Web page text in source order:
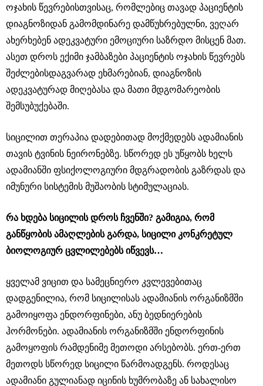
ოჯახის წევრებისთვისაც, რომლებიც თავად პაციენტის
დიაგნოზიდან გამომდინარე დამწუხრებულნი, ვეღარ
ახერხებენ ადეკვატური ემოციური საზრდო მისცენ მათ.
ასეთ დროს ექიმი ჯამბაზები პაციენტის ოჯახის წევრებს
შეძლებისდაგვარად ეხმარებიან, დიაგნოზის
ადეკვატურად მიღებასა და მათი მდგომარეობის
შემსუბუქებაში.
სიცილით თერაპია დადებითად მოქმედებს ადამიანის
თავის ტვინის ნეირონებზე. სწორედ ეს უწყობს ხელს
ადამიანში ფსიქოლოგიური მდგრადობის გაზრდას და
იმუნური სისტემის მუშაობის სტიმულაციას.
რა ხდება სიცილის დროს ჩვენში? გამიგია, რომ
განწყობის ამაღლების გარდა, სიცილი კონკრეტულ
ბიოლოგიურ ცვლილებებს იწვევს…
ყველამ ვიცით და სამეცნიერო კვლევებითაც
დადგენილია, რომ სიცილისას ადამიანის ორგანიზმში
გამოიყოფა ენდორფინები, ანუ ბედნიერების
ჰორმონები. ადამიანის ორგანიზმში ენდორფინის
გამოყოფის რამდენიმე მეთოდი არსებობს. ერთ-ერთ
მეთოდს სწორედ სიცილი წარმოადგენს. როდესაც
ადამიანი გულიანად იცინის ხუმრობაზე ან სახალისო